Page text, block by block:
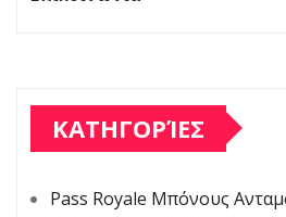
ΚΑΤΗΓΟΡΊΕΣ
Pass Royale Μπόνους